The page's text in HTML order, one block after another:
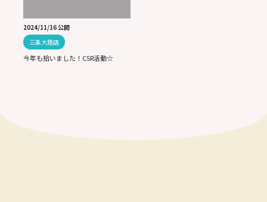
2024/11/16 公開
三条大路店
今年も拾いました！CSR活動☆